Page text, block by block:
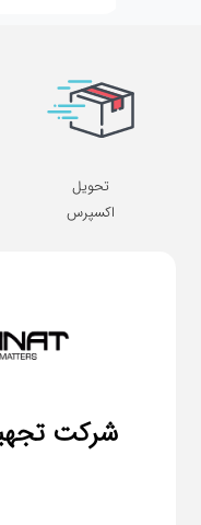
تحویل
اکسپرس
شرکت